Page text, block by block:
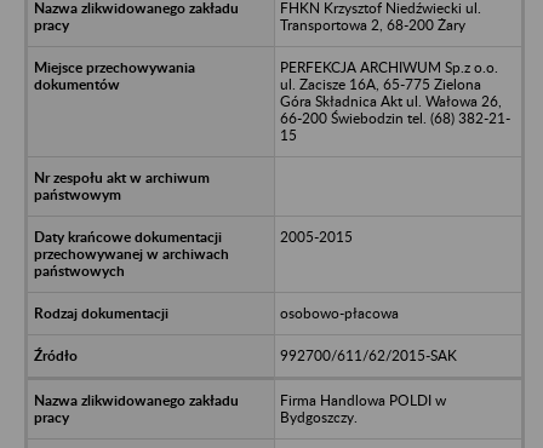
FHKN Krzysztof Niedźwiecki ul.
Transportowa 2, 68-200 Żary
PERFEKCJA ARCHIWUM Sp.z o.o.
ul. Zacisze 16A, 65-775 Zielona
Góra Składnica Akt ul. Wałowa 26,
66-200 Świebodzin tel. (68) 382-21-
15
2005-2015
osobowo-płacowa
992700/611/62/2015-SAK
Firma Handlowa POLDI w
Bydgoszczy.